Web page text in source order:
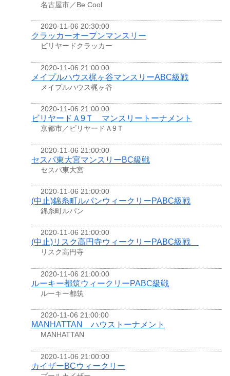
名古屋市／Be Cool
2020-11-06 20:30:00
クラッカーオープンマンスリー
ビリヤードクラッカー
2020-11-06 21:00:00
メイプルハウス梶ヶ谷マンスリーABC級戦
メイプルハウス梶ヶ谷
2020-11-06 21:00:00
ビリヤードＡ9Ｔ マンスリートーナメント
京都市／ビリヤードＡ9Ｔ
2020-11-06 21:00:00
セスパ東大宮マンスリーBC級戦
セスパ東大宮
2020-11-06 21:00:00
(中止)錦糸町ルパンウィークリーPABC級戦
錦糸町ルパン
2020-11-06 21:00:00
(中止)リスク高円寺ウィークリーPABC級戦
リスク高円寺
2020-11-06 21:00:00
ルーキー都筑ウィークリーPABC級戦
ルーキー都筑
2020-11-06 21:00:00
MANHATTAN ハウストーナメント
MANHATTAN
2020-11-06 21:00:00
カイザーBCウィークリー